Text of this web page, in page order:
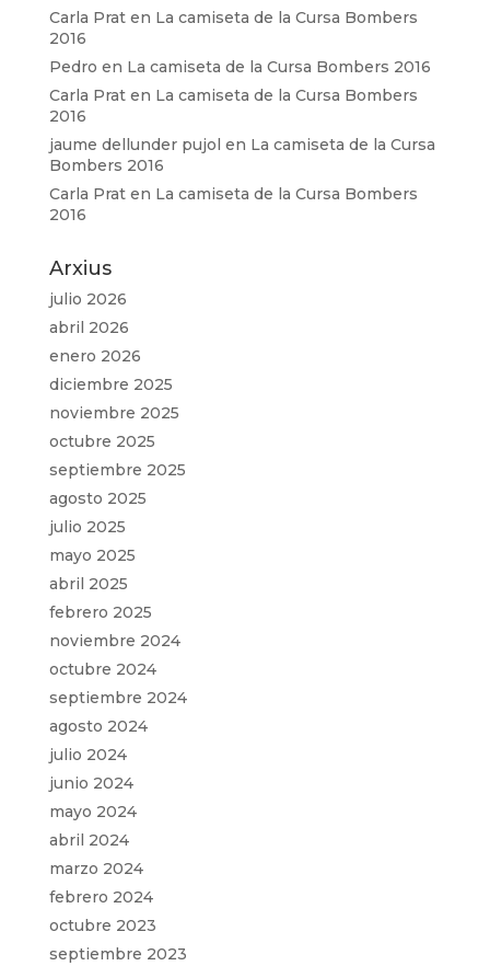
Carla Praten La camiseta de la Cursa Bombers
2016
Pedro en La camiseta de la Cursa Bombers 2016
Carla Praten La camiseta de la Cursa Bombers
2016
jaume dellunder pujol en La camiseta de la Cursa
Bombers 2016
Carla Praten La camiseta de la Cursa Bombers
2016
Arxius
julio 2026
abril 2026
enero 2026
diciembre 2025
noviembre 2025
octubre 2025
septiembre 2025
agosto 2025
julio 2025
mayo 2025
abril 2025
febrero 2025
noviembre 2024
octubre 2024
septiembre 2024
agosto 2024
julio 2024
junio 2024
mayo 2024
abril 2024
marzo 2024
febrero 2024
octubre 2023
septiembre 2023